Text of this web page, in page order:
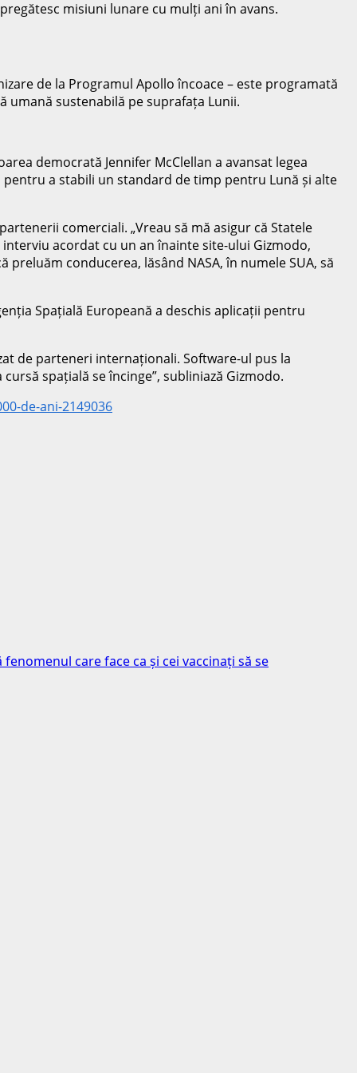
misiuni lunare cu mulți ani în avans.
de la Programul Apollo încoace – este programată
umană sustenabilă pe suprafața Lunii.
democrată Jennifer McClellan a avansat legea
pentru a stabili un standard de timp pentru Lună și alte
comerciali. „Vreau să mă asigur că Statele
acordat cu un an înainte site-ului Gizmodo,
conducerea, lăsând NASA, în numele SUA, să
Spațială Europeană a deschis aplicații pentru
de parteneri internaționali. Software-ul pus la
spațială se încinge”, subliniază Gizmodo.
de-ani-2149036
care face ca și cei vaccinați să se